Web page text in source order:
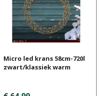
Micro led krans 58cm-720l
zwart/klassiek warm